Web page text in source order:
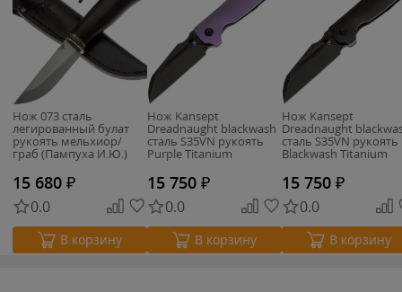
Нож 073 сталь
легированный булат
рукоять мельхиор/
граб (Пампуха И.Ю.)
15 680 ₽
0.0
В корзину
Нож Kansept
Dreadnaught blackwash
сталь S35VN рукоять
Purple Titanium
15 750 ₽
0.0
В корзину
Нож Kansept
Dreadnaught
сталь S35VN рукоять
Blackwash Titanium
15 750 ₽
0.0
В корзину